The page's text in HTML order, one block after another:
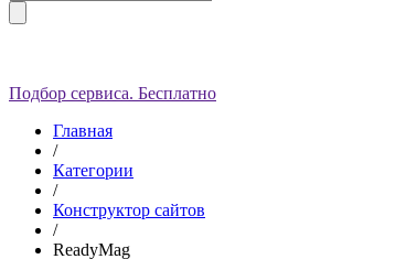
Подбор сервиса. Бесплатно
Главная
/
Категории
/
Конструктор сайтов
/
ReadyMag